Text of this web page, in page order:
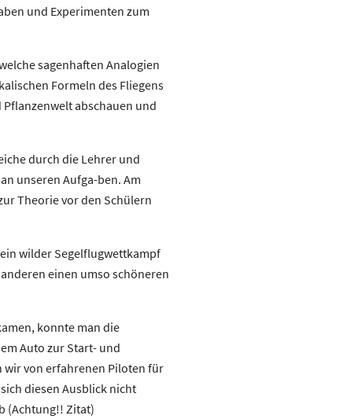
und Experimenten zum
sagenhaften Analogien
Formeln des Fliegens
abschauen und
durch die Lehrer und
unseren Aufga-ben. Am
Theorie vor den Schülern
wilder Segelflugwettkampf
einen umso schöneren
konnte man die
Auto zur Start- und
wir von erfahrenen Piloten für
diesen Ausblick nicht
(Achtung!! Zitat)